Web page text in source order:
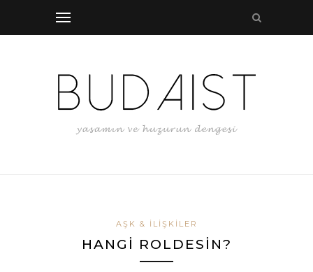
AŞK & İLIŞKILER
HANGİ ROLDESİN?